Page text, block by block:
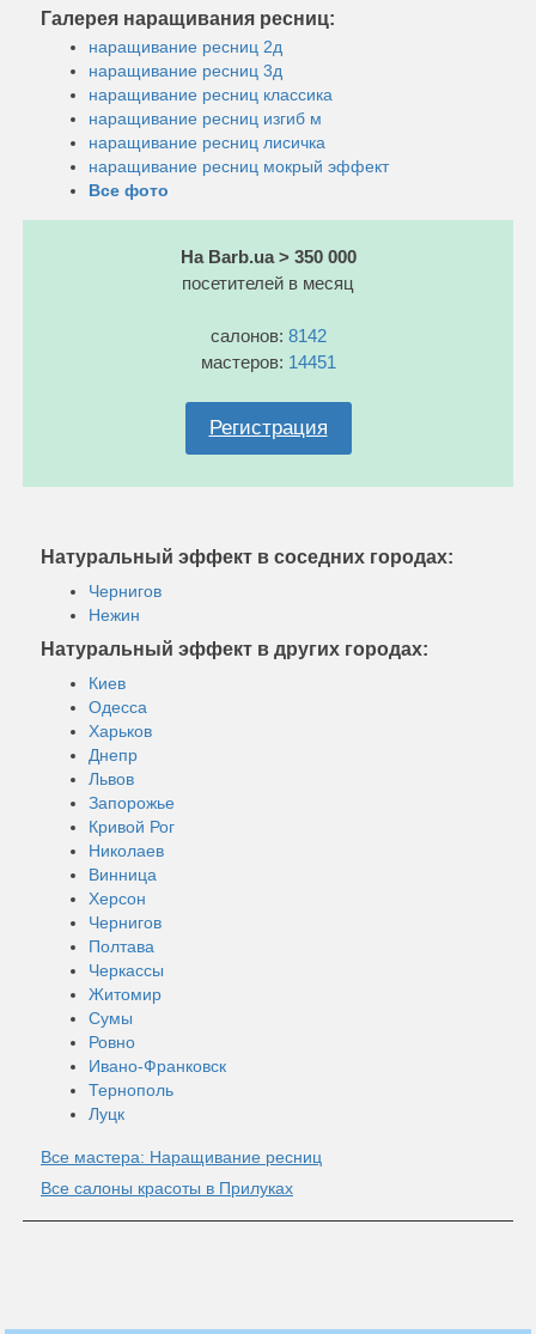
Галерея наращивания ресниц:
наращивание ресниц 2д
наращивание ресниц 3д
наращивание ресниц классика
наращивание ресниц изгиб м
наращивание ресниц лисичка
наращивание ресниц мокрый эффект
Все фото
На Barb.ua > 350 000
посетителей в месяц
салонов: 8142
мастеров: 14451
Регистрация
Натуральный эффект в соседних городах:
Чернигов
Нежин
Натуральный эффект в других городах:
Киев
Одесса
Харьков
Днепр
Львов
Запорожье
Кривой Рог
Николаев
Винница
Херсон
Чернигов
Полтава
Черкассы
Житомир
Сумы
Ровно
Ивано-Франковск
Тернополь
Луцк
Все мастера: Наращивание ресниц
Все салоны красоты в Прилуках